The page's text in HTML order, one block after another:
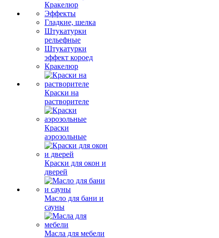
Кракелюр
Эффекты
Гладкие, шелка
Штукатурки
рельефные
Штукатурки
эффект короед
Кракелюр
Краски на
растворителе
Краски
аэрозольные
Краски для окон и
дверей
Масло для бани и
сауны
Масла для мебели